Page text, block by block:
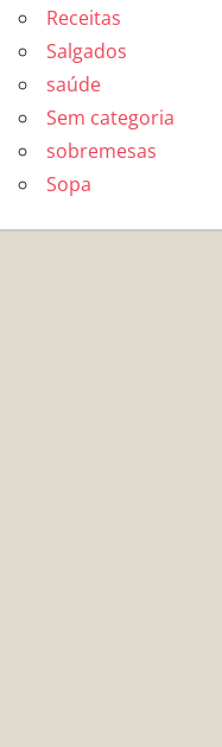
Receitas
Salgados
saúde
Sem categoria
sobremesas
Sopa